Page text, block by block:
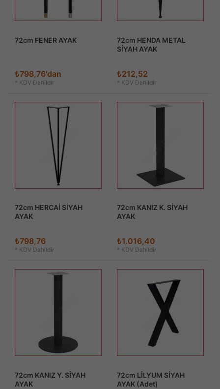
72cm FENER AYAK
₺798,76'dan
* KDV Dahildir
72cm HENDA METAL
SİYAH AYAK
₺212,52
* KDV Dahildir
72cm HERCAİ SİYAH
AYAK
₺798,76
* KDV Dahildir
72cm KANIZ K. SİYAH
AYAK
₺1.016,40
* KDV Dahildir
72cm KANIZ Y. SİYAH
AYAK
72cm LİLYUM SİYAH
AYAK (Adet)